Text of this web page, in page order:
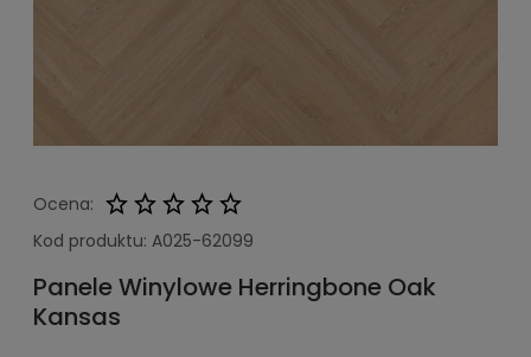
Ocena:
Kod produktu: A025-62099
Panele Winylowe Herringbone Oak
Kansas